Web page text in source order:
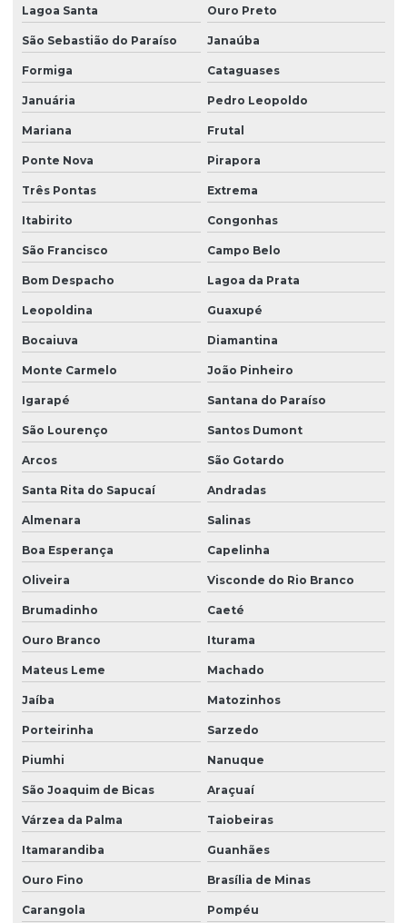
Lagoa Santa Ouro Preto
São Sebastião do Paraíso Janaúba
Formiga Cataguases
Januária Pedro Leopoldo
Mariana Frutal
Ponte Nova Pirapora
Três Pontas Extrema
Itabirito Congonhas
São Francisco Campo Belo
Bom Despacho Lagoa da Prata
Leopoldina Guaxupé
Bocaiuva Diamantina
Monte Carmelo João Pinheiro
Igarapé Santana do Paraíso
São Lourenço Santos Dumont
Arcos São Gotardo
Santa Rita do Sapucaí Andradas
Almenara Salinas
Boa Esperança Capelinha
Oliveira Visconde do Rio Branco
Brumadinho Caeté
Ouro Branco Iturama
Mateus Leme Machado
Jaíba Matozinhos
Porteirinha Sarzedo
Piumhi Nanuque
São Joaquim de Bicas Araçuaí
Várzea da Palma Taiobeiras
Itamarandiba Guanhães
Ouro Fino Brasília de Minas
Carangola Pompéu